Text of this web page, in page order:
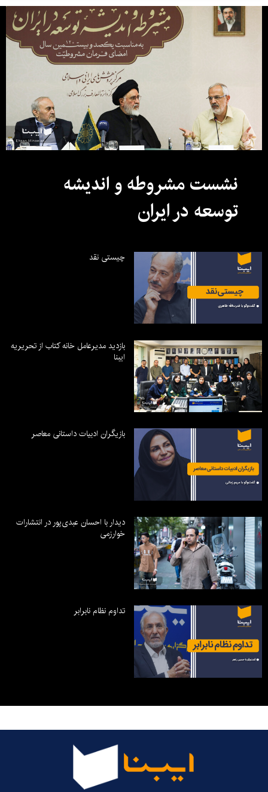
نشست مشروطه و اندیشه
توسعه در ایران
چیستی نقد
بازدید مدیرعامل خانه کتاب از تحریریه
ایبنا
بازیگران ادبیات داستانی معاصر
دیدار با احسان عبدی‌پور در انتشارات
خوارزمی
تداوم نظام نابرابر